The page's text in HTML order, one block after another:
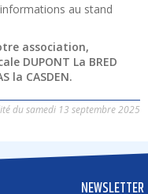
au stand
association,
DUPONT La BRED
la CASDEN.
du samedi 13 septembre 2025
NEWSLETTER